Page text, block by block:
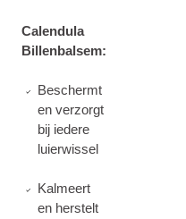
Calendula
Billenbalsem:
Beschermt
en verzorgt
bij iedere
luierwissel
Kalmeert
en herstelt